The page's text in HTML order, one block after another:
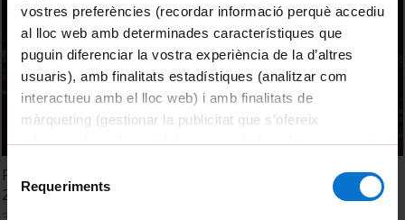
vostres preferències (recordar informació perquè accediu
al lloc web amb determinades característiques que
puguin diferenciar la vostra experiència de la d’altres
usuaris), amb finalitats estadístiques (analitzar com
interactueu amb el lloc web) i amb finalitats de
màrqueting (gestionar la publicitat que s’ofereix
adequant-la en funció dels vostres hàbits de navegació).
consultar laPolítica de galetes del lloc web de la
Selecció
de Requeriments
First Arab Euro Conference on Higher Education. Session
2